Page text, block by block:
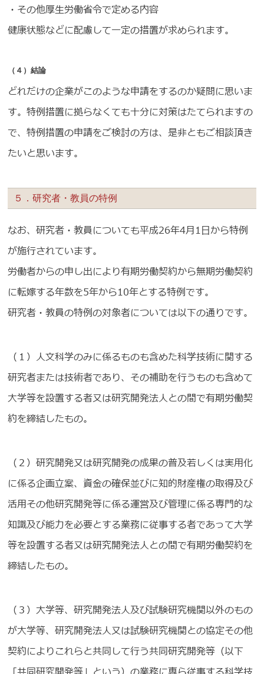
・その他厚生労働省令で定める内容
健康状態などに配慮して一定の措置が求められます。
（４）結論
どれだけの企業がこのような申請をするのか疑問に思いま
す。特例措置に拠らなくても十分に対策はたてられますの
で、特例措置の申請をご検討の方は、是非ともご相談頂き
たいと思います。
５．研究者・教員の特例
なお、研究者・教員についても平成26年4月1日から特例
が施行されています。
労働者からの申し出により有期労働契約から無期労働契約
に転嫁する年数を5年から10年とする特例です。
研究者・教員の特例の対象者については以下の通りです。
（１）人文科学のみに係るものも含めた科学技術に関する
研究者または技術者であり、その補助を行うものも含めて
大学等を設置する者又は研究開発法人との間で有期労働契
約を締結したもの。
（２）研究開発又は研究開発の成果の普及若しくは実用化
に係る企画立案、資金の確保並びに知的財産権の取得及び
活用その他研究開発等に係る運営及び管理に係る専門的な
知識及び能力を必要とする業務に従事する者であって大学
等を設置する者又は研究開発法人との間で有期労働契約を
締結したもの。
（３）大学等、研究開発法人及び試験研究機関以外のもの
が大学等、研究開発法人又は試験研究機関との協定その他
契約によりこれらと共同して行う共同研究開発等（以下